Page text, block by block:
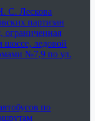
С. Лескова
партизан
ограниченная
шоссе, ледовой
№7,9 по ул.
по